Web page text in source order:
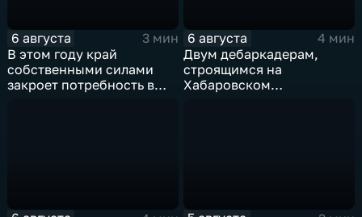
6 августа
3 мин
В этом году край
собственными силами
закроет потребность в
6 августа
4 мин
Двум дебаркадерам,
строящимся на
Хабаровском